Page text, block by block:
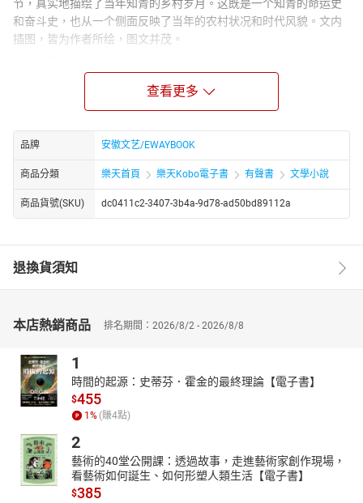
节，真实地描绘了当年知青的乡村岁月。这既是一个知青的命运史
和奋斗史，也从一个侧面反映了当年的农村状况和时代风貌。文内
插图，皆为作者所绘，图文并茂。
张东明 1956 年生于上海。1972 年初中毕业后到安徽庐江农村插
队，历经六年，期间当过农民、民办教师，还担任过大队支书和公
作。2006 年调至安徽省社会科学院，曾任纪检组长、副院长。他长
期从事机关文字工作，主编《今日安徽》杂志。
查看更多
品牌 安徽文艺/EWAYBOOK
商品分類 樂天首頁 樂天Kobo電子書 有聲書 文學小說
商品貨號(SKU) dc0411c2-3407-3b4a-9d78-ad50bd89112a
退換貨須知
本店熱銷商品 排名期間：2026/8/2 - 2026/8/8
1
時間的起源：史蒂芬．霍金的最終理論【電子書】
$455
1 % (賺4點)
2
藝術的40堂公開課：透過故事，走進藝術家創作現場，
看藝術如何誕生、如何形塑人類生活【電子書】
$385